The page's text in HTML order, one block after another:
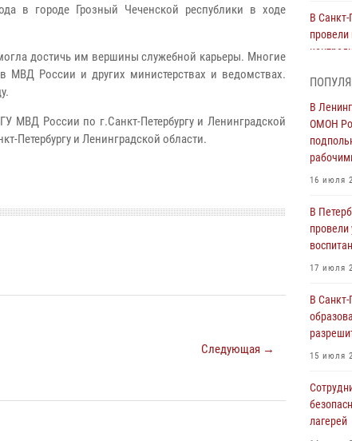
в городе Грозный Чеченской республики в ходе
достичь им вершины служебной карьеры. Многие
МВД России и других министерствах и ведомствах.
МВД России по г.Санкт-Петербургу и Ленинградской
Петербургу и Ленинградской области.
Следующая →
В Санкт-
В
летнему
06
с
06
матча
06
В
В
ОМОН
16 июля
В
провели
17 июля
В Санкт-
15 июля
лагерей